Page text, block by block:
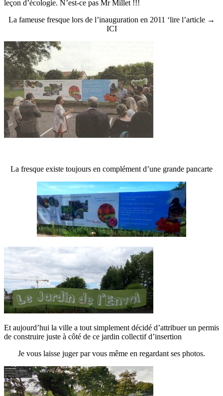
leçon d’écologie. N’est-ce pas Mr Millet !!!
La fameuse fresque lors de l’inauguration en 2011 ‘lire l’article→
ICI
La fresque existe toujours en complément d’une grande pancarte
Et aujourd’hui la ville a tout simplement décidé d’attribuer un permis
de construire juste à côté de ce jardin collectif d’insertion
Je vous laisse juger par vous même en regardant ses photos.